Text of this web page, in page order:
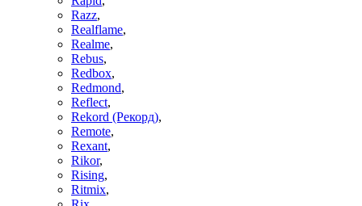
Razz,
Realflame,
Realme,
Rebus,
Redbox,
Redmond,
Reflect,
Rekord (Рекорд),
Remote,
Rexant,
Rikor,
Rising,
Ritmix,